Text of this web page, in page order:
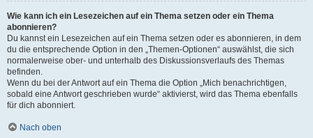
Wie kann ich ein Lesezeichen auf ein Thema setzen oder ein Thema
abonnieren?
Du kannst ein Lesezeichen auf ein Thema setzen oder es abonnieren, in dem
du die entsprechende Option in den „Themen-Optionen“ auswählst, die sich
normalerweise ober- und unterhalb des Diskussionsverlaufs des Themas
befinden.
Wenn du bei der Antwort auf ein Thema die Option „Mich benachrichtigen,
sobald eine Antwort geschrieben wurde“ aktivierst, wird das Thema ebenfalls
für dich abonniert.
Nach oben